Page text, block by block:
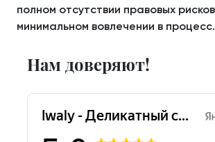
полном отсутствии правовых
минимальном вовлечении в процесс.
Нам доверяют!